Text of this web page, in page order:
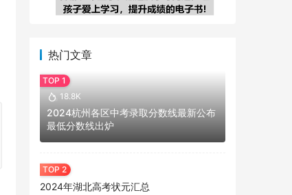
热门文章
18.8K
2024杭州各区中考录取分数线最新公布
最低分数线出炉
2024年湖北高考状元汇总